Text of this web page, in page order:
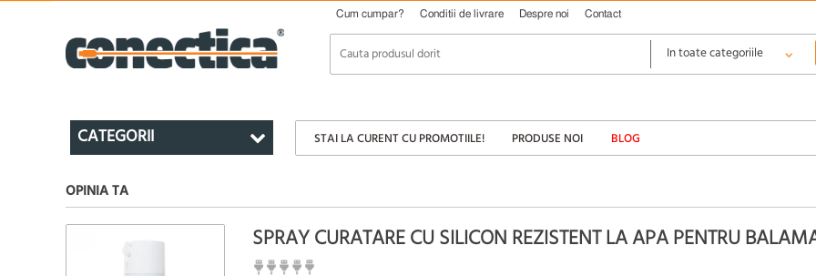
Cum cumpar? Conditii de livrare Despre noi Contact
CATEGORII STAI LA CURENT CU PROMOTIILE! PRODUSE NOI BLOG
OPINIA TA
SPRAY CURATARE CU SILICON REZISTENT LA APA PENTRU